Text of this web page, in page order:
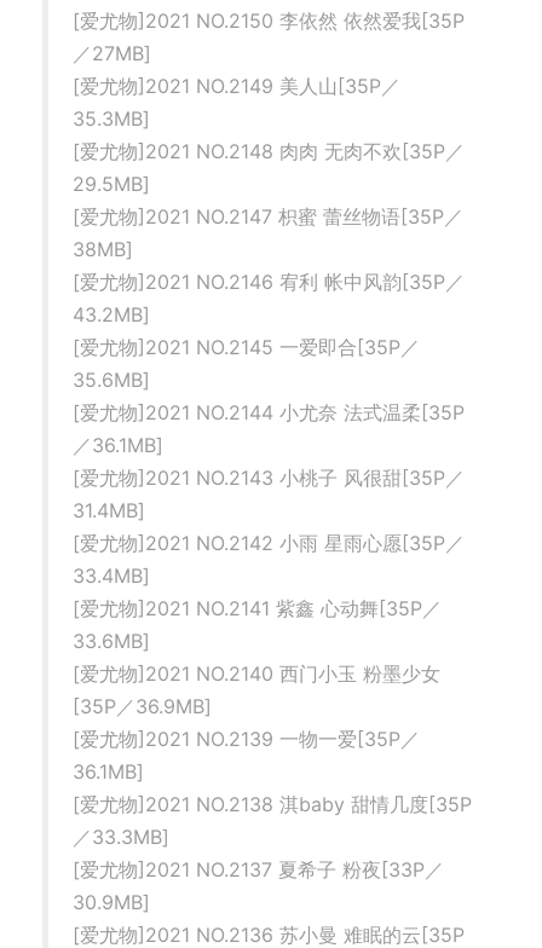
[爱尤物]2021 NO.2150 李依然 依然爱我[35P
／27MB]
[爱尤物]2021 NO.2149 美人山[35P／
35.3MB]
[爱尤物]2021 NO.2148 肉肉 无肉不欢[35P／
29.5MB]
[爱尤物]2021 NO.2147 枳蜜 蕾丝物语[35P／
38MB]
[爱尤物]2021 NO.2146 宥利 帐中风韵[35P／
43.2MB]
[爱尤物]2021 NO.2145 一爱即合[35P／
35.6MB]
[爱尤物]2021 NO.2144 小尤奈 法式温柔[35P
／36.1MB]
[爱尤物]2021 NO.2143 小桃子 风很甜[35P／
31.4MB]
[爱尤物]2021 NO.2142 小雨 星雨心愿[35P／
33.4MB]
[爱尤物]2021 NO.2141 紫鑫 心动舞[35P／
33.6MB]
[爱尤物]2021 NO.2140 西门小玉 粉墨少女
[35P／36.9MB]
[爱尤物]2021 NO.2139 一物一爱[35P／
36.1MB]
[爱尤物]2021 NO.2138 淇baby 甜情几度[35P
／33.3MB]
[爱尤物]2021 NO.2137 夏希子 粉夜[33P／
30.9MB]
[爱尤物]2021 NO.2136 苏小曼 难眠的云[35P